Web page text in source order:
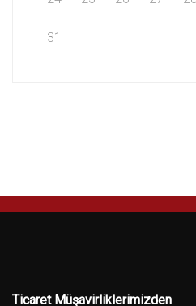
31
Ticaret Müşavirliklerimizden